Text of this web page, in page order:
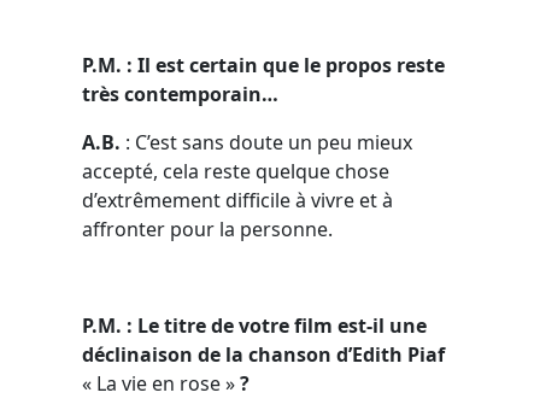
P.M. : Il est certain que le propos reste
très contemporain…
A.B. : C’est sans doute un peu mieux
accepté, cela reste quelque chose
d’extrêmement difficile à vivre et à
affronter pour la personne.
P.M. : Le titre de votre film est-il une
déclinaison de la chanson d’Edith Piaf
« La vie en rose »?